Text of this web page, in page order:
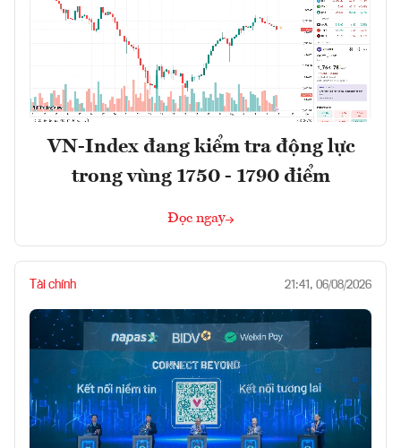
VN-Index đang kiểm tra động lực
trong vùng 1750 - 1790 điểm
Đọc ngay
Tài chính 21:41, 06/08/2026